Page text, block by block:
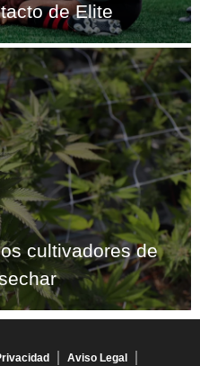
de Elite
cultivadores de
Aviso Legal